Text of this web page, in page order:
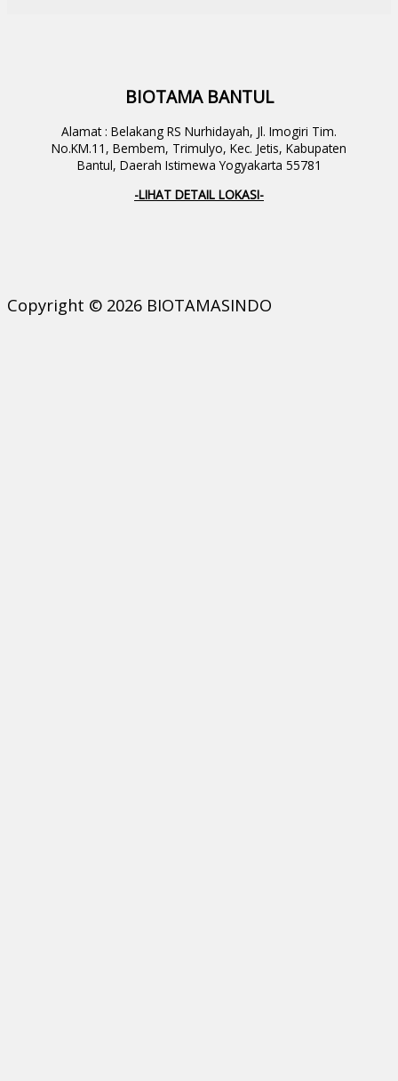
BIOTAMA BANTUL
Alamat : Belakang RS Nurhidayah, Jl. Imogiri Tim.
No.KM.11, Bembem, Trimulyo, Kec. Jetis, Kabupaten
Bantul, Daerah Istimewa Yogyakarta 55781
-LIHAT DETAIL LOKASI-
Copyright © 2026 BIOTAMASINDO